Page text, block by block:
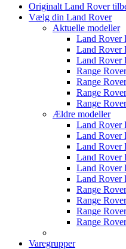
Originalt Land Rover
Vælg din Land Rover
Aktuelle modeller
Land Rover
Land Rover
Land Rover
Range Rover
Range
Range
Range
Ældre modeller
Land Rover
Land Rover
Land Rover
Land Rover
Land Rover
Land Rover
Range
Range Rover
Range
Range
Varegrupper